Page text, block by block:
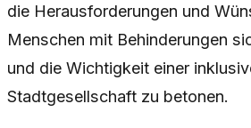
die Herausforderungen und
Menschen mit Behinderungen
und die Wichtigkeit einer
Stadtgesellschaft zu betonen.